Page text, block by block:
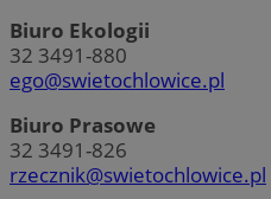
Biuro Ekologii
32 3491-880
ego@swietochlowice.pl
Biuro Prasowe
32 3491-826
rzecznik@swietochlowice.pl